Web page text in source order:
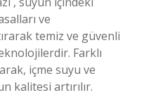
ve
temiz ve güvenli
Farklı
içme suyu ve
kalitesi artırılır.